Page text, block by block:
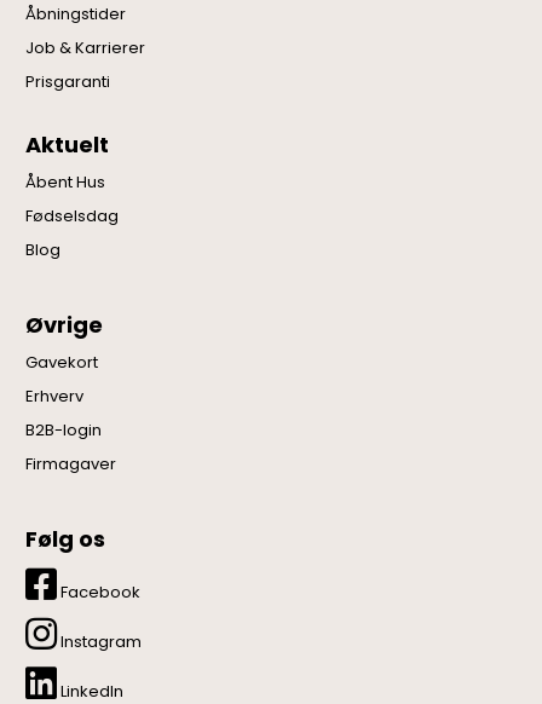
Åbningstider
Job & Karrierer
Prisgaranti
Aktuelt
Åbent Hus
Fødselsdag
Blog
Øvrige
Gavekort
Erhverv
B2B-login
Firmagaver
Følg os
Facebook
Instagram
LinkedIn